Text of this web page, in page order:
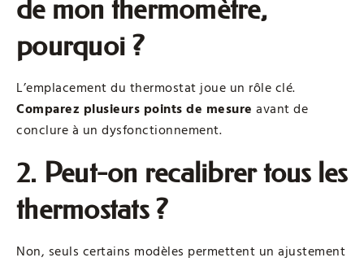
de mon thermomètre,
pourquoi ?
L’emplacement du thermostat joue un rôle clé.
Comparez plusieurs points de mesure avant de
conclure à un dysfonctionnement.
2. Peut-on recalibrer tous les
thermostats ?
Non, seuls certains modèles permettent un ajustement